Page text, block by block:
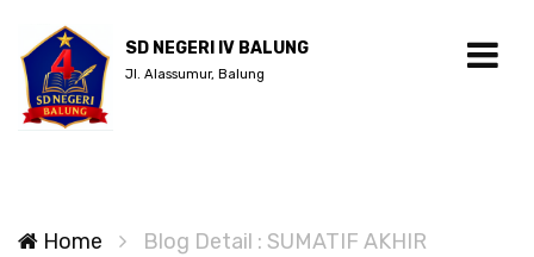
SD NEGERI IV BALUNG
Jl. Alassumur, Balung
Home
Blog Detail : SUMATIF AKHIR